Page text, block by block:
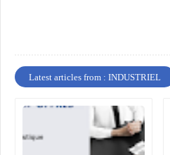
Latest articles from : INDUSTRIEL